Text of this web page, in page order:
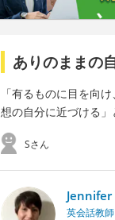
ありのままの
「有るものに目を向
想の自分に近づける」
Sさん
Jennifer
英会話教師